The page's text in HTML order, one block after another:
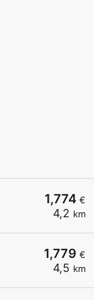
1,774 €
4,2 km
1,779 €
4,5 km